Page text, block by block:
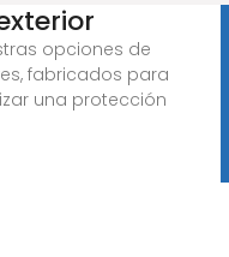
opciones de
fabricados para
una protección